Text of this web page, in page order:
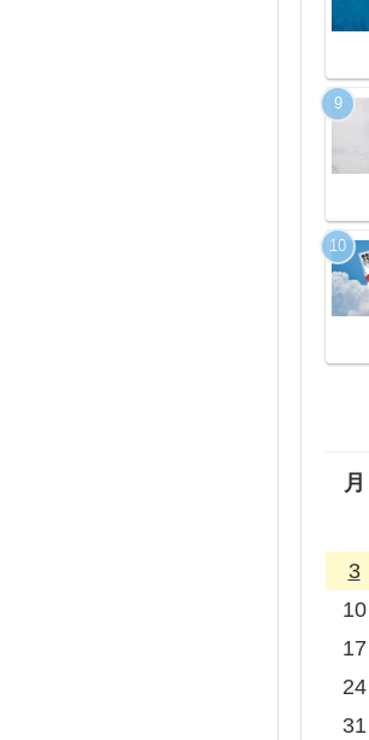
月
3
10
17
24
31